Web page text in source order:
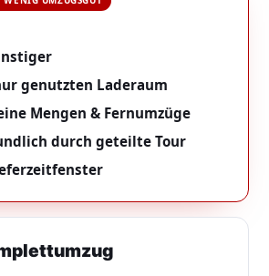
genutzten Laderaum
Mengen & Fernumzüge
durch geteilte Tour